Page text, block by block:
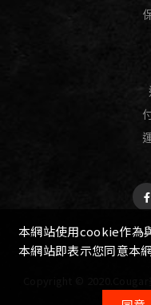
Copyright ©
本網站使用cookie作為
本網站即表示您同意本